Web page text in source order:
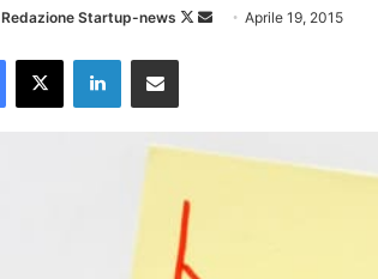
Redazione Startup-news
Follow
Invia Aprile 19, 2015
Facebook
X LinkedInCondividi via Email